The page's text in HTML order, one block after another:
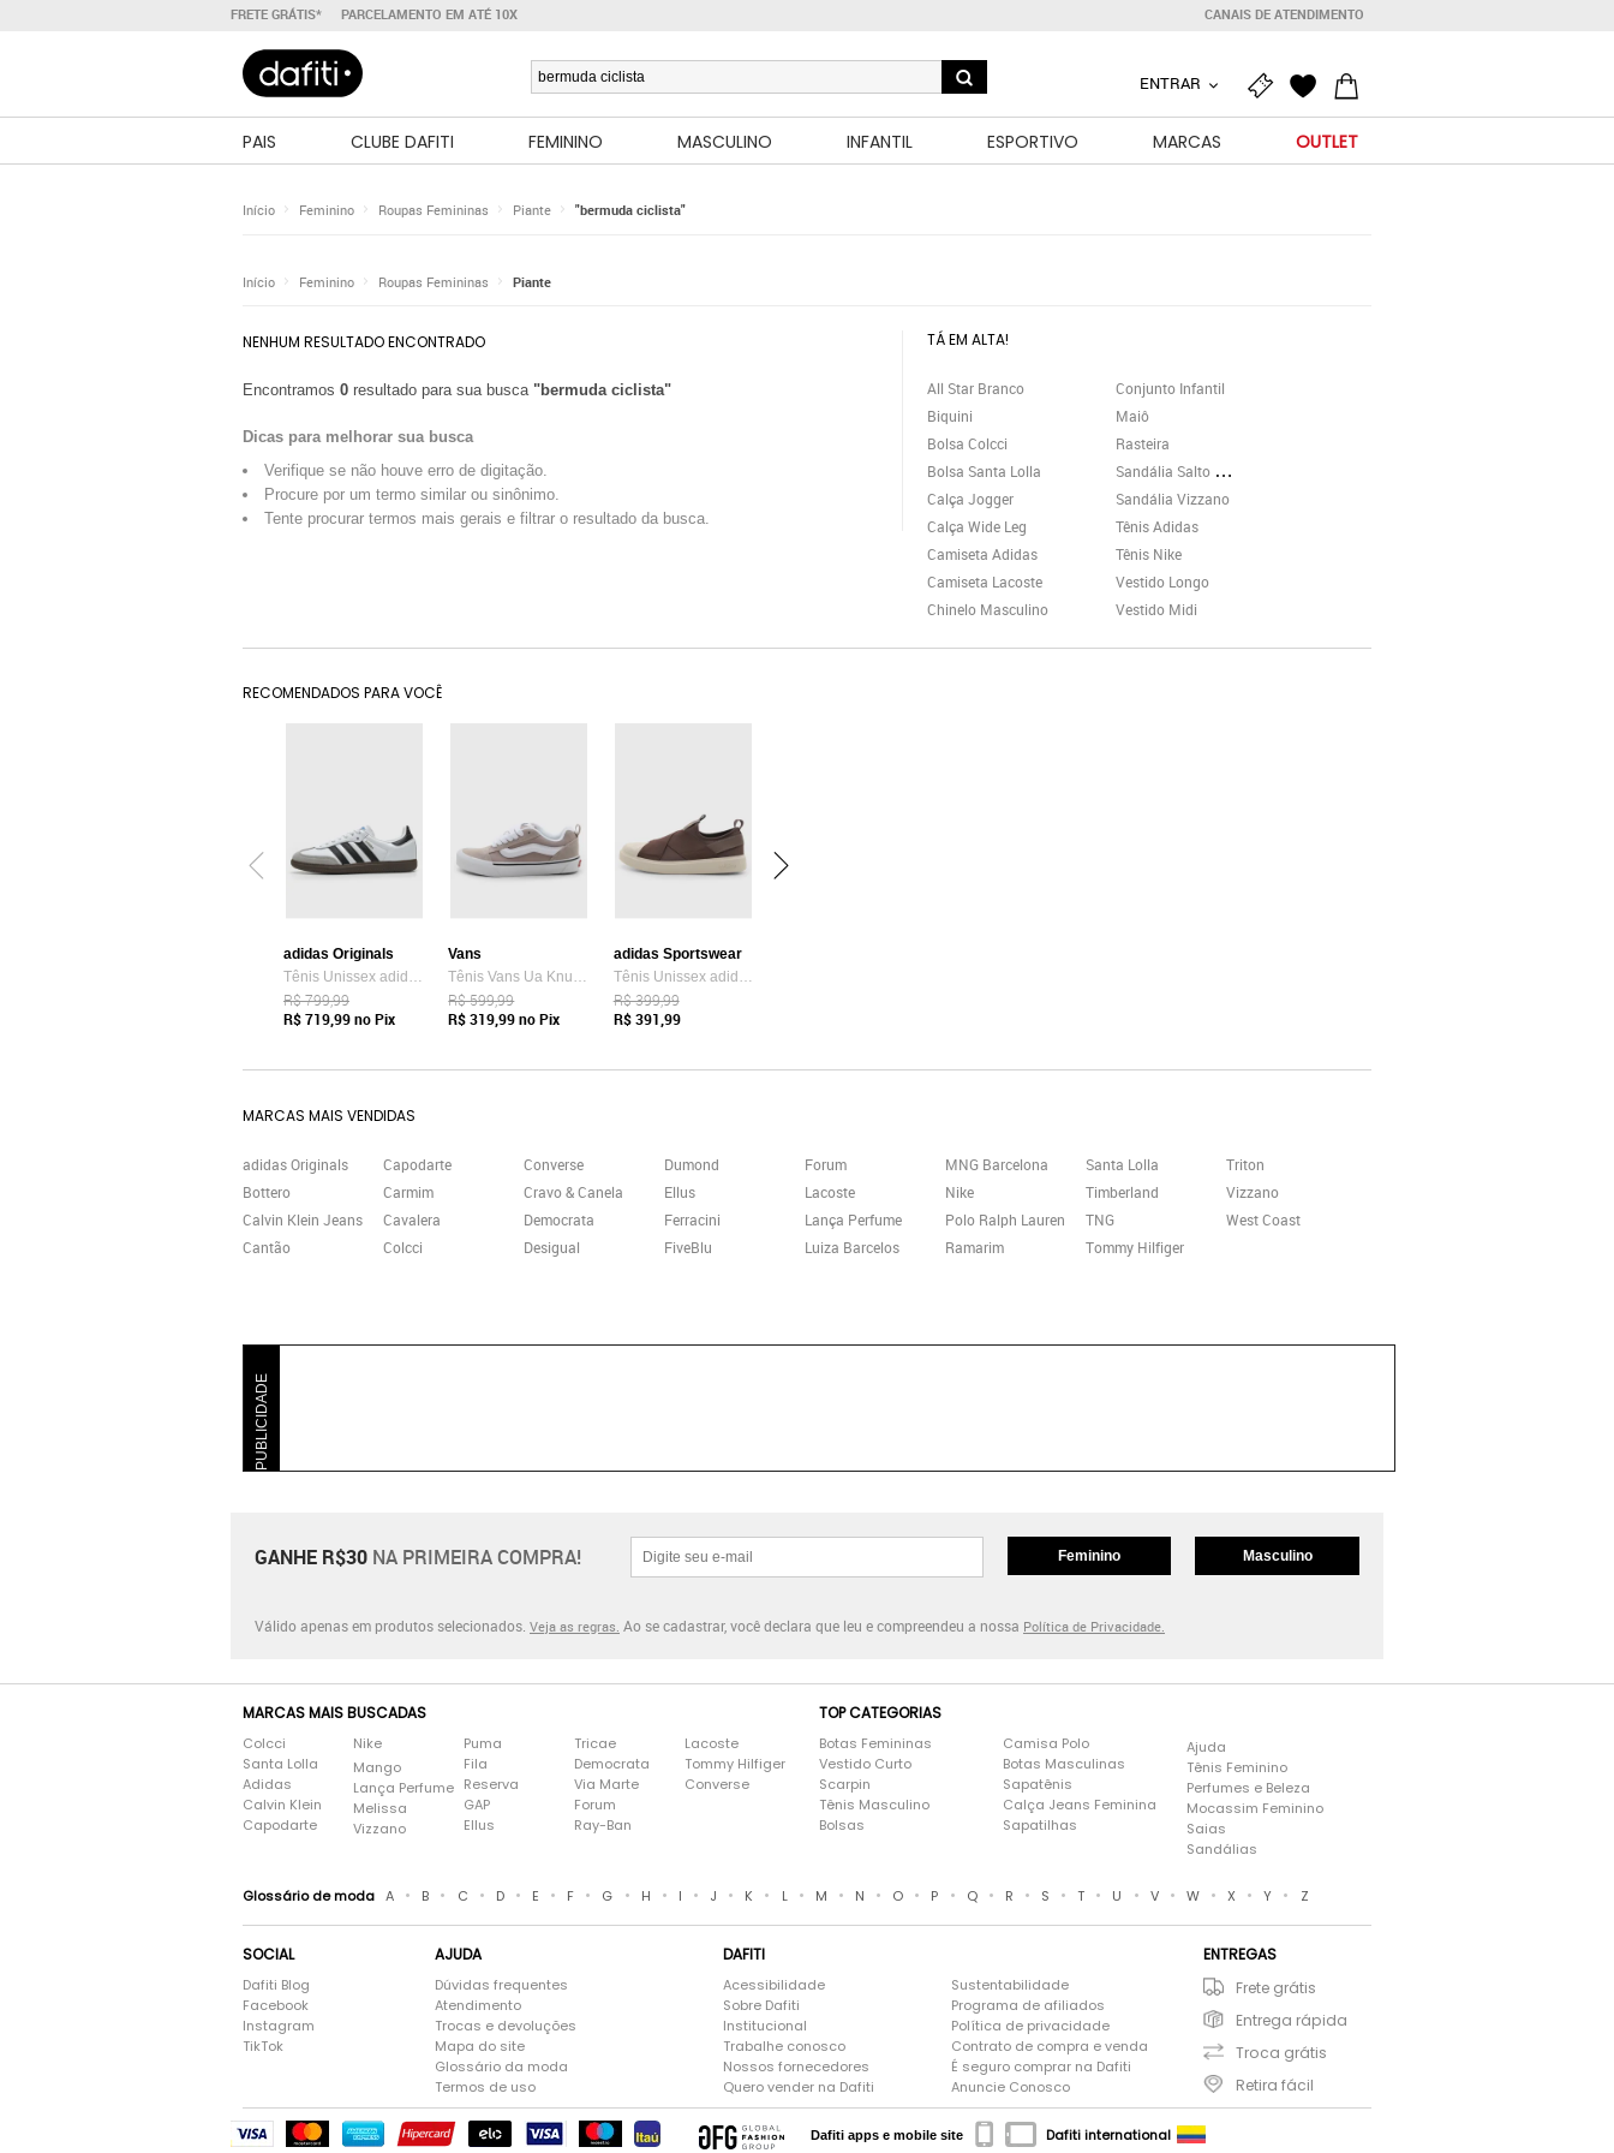
FRETE GRÁTIS* PARCELAMENTO EM ATÉ 10X CANAIS DE ATENDIMENTO
ENTRAR
PAIS CLUBE DAFITI FEMININO MASCULINO INFANTIL ESPORTIVO MARCAS OUTLET
Início Feminino Roupas Femininas Piante "bermuda ciclista"
Início Feminino Roupas Femininas Piante
NENHUM RESULTADO ENCONTRADO
Encontramos 0 resultado para sua busca "bermuda ciclista"
Dicas para melhorar sua busca
Verifique se não houve erro de digitação.
Procure por um termo similar ou sinônimo.
Tente procurar termos mais gerais e filtrar o resultado da busca.
TÁ EM ALTA!
All Star Branco
Biquini
Bolsa Colcci
Bolsa Santa Lolla
Calça Jogger
Calça Wide Leg
Camiseta Adidas
Camiseta Lacoste
Chinelo Masculino
Conjunto Infantil
Maiô
Rasteira
Sandália Salto Grosso
Sandália Vizzano
Tênis Adidas
Tênis Nike
Vestido Longo
Vestido Midi
RECOMENDADOS PARA VOCÊ
adidas Originals
Tênis Unissex adidas Originals Samba OG Branco
R$ 799,99
R$ 719,99no Pix
Vans
Tênis Vans Ua Knu Skool Bege
R$ 599,99
R$ 319,99no Pix
adidas Sportswear
Tênis Unissex adidas Sportswear Streettalk Slip On Marrom
R$ 399,99
R$ 391,99
MARCAS MAIS VENDIDAS
adidas Originals
Bottero
Calvin Klein Jeans
Cantão
Capodarte
Carmim
Cavalera
Colcci
Converse
Cravo & Canela
Democrata
Desigual
Dumond
Ellus
Ferracini
FiveBlu
Forum
Lacoste
Lança Perfume
Luiza Barcelos
MNG Barcelona
Nike
Polo Ralph Lauren
Ramarim
Santa Lolla
Timberland
TNG
Tommy Hilfiger
Triton
Vizzano
West Coast
PUBLICIDADE
GANHE R$30 NA PRIMEIRA COMPRA! Feminino Masculino
Válido apenas em produtos selecionados. Veja as regras. Ao se cadastrar, você declara que leu e compreendeu a nossa Política de Privacidade.
MARCAS MAIS BUSCADAS
Colcci
Santa Lolla
Adidas
Calvin Klein
Capodarte
Nike
Mango
Lança Perfume
Melissa
Vizzano
Puma
Fila
Reserva
GAP
Ellus
Tricae
Democrata
Via Marte
Forum
Ray-Ban
Lacoste
Tommy Hilfiger
Converse
TOP CATEGORIAS
Botas Femininas
Vestido Curto
Scarpin
Tênis Masculino
Bolsas
Camisa Polo
Botas Masculinas
Sapatênis
Calça Jeans Feminina
Sapatilhas
Ajuda
Tênis Feminino
Perfumes e Beleza
Mocassim Feminino
Saias
Sandálias
Glossário de moda A • B • C • D • E • F • G • H • I • J • K • L • M • N • O • P • Q • R • S • T • U • V • W • X • Y • Z
SOCIAL
Dafiti Blog
Facebook
Instagram
TikTok
AJUDA
Dúvidas frequentes
Atendimento
Trocas e devoluções
Mapa do site
Glossário da moda
Termos de uso
DAFITI
Acessibilidade
Sobre Dafiti
Institucional
Trabalhe conosco
Nossos fornecedores
Quero vender na Dafiti
Sustentabilidade
Programa de afiliados
Política de privacidade
Contrato de compra e venda
É seguro comprar na Dafiti
Anuncie Conosco
ENTREGAS
Frete grátis
Entrega rápida
Troca grátis
Retira fácil
Dafiti apps e mobile site Dafiti international